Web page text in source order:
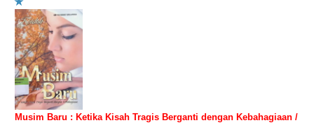
Musim Baru : Ketika Kisah Tragis Berganti dengan Kebahagiaan /